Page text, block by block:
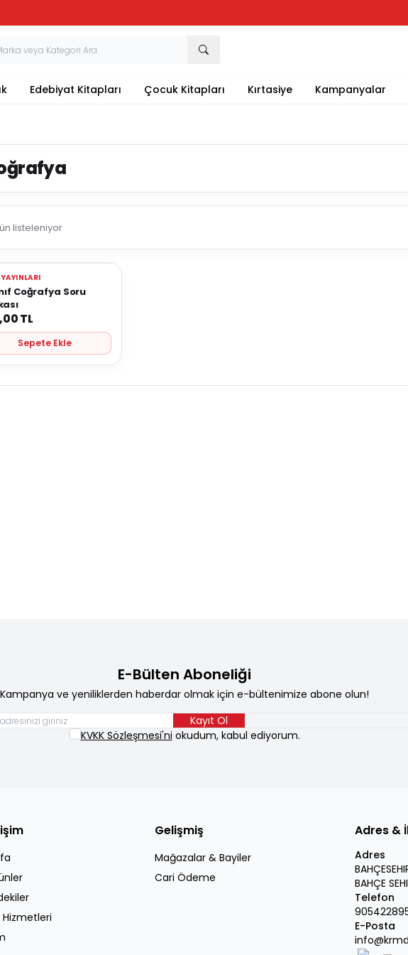
Edebiyat Kitapları Çocuk Kitapları Kırtasiye Kampanyalar
listeleniyor
Ekle
YAYINLARI
Coğrafya Soru
TL
Sepete Ekle
E-Bülten Aboneliği
Kampanya ve yeniliklerden haberdar olmak için e-bültenimize abone olun!
Kayıt Ol
KVKK Sözleşmesi'ni okudum, kabul ediyorum.
Gelişmiş
Mağazalar & Bayiler
Cari Ödeme
Adres &
Adres
BAHÇE
Telefon
E-Posta